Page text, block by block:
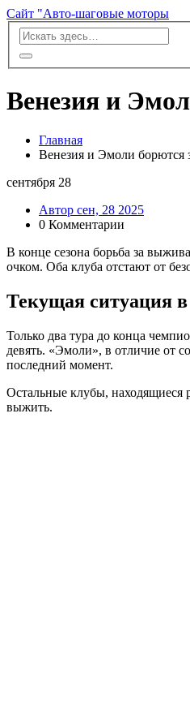
Сайт "Авто-шаговые моторы
Венезия и
Главная
Венезия и Эмоли борются
сентября 28
Автор сен, 28 2025
0 Комментарии
В конце сезона борьба за
очком. Оба клуба отстают от
Текущая ситуация в
Только два тура до конца
девять. «Эмоли», в отличие от
последний момент.
Остальные клубы, находящиеся
выжить.